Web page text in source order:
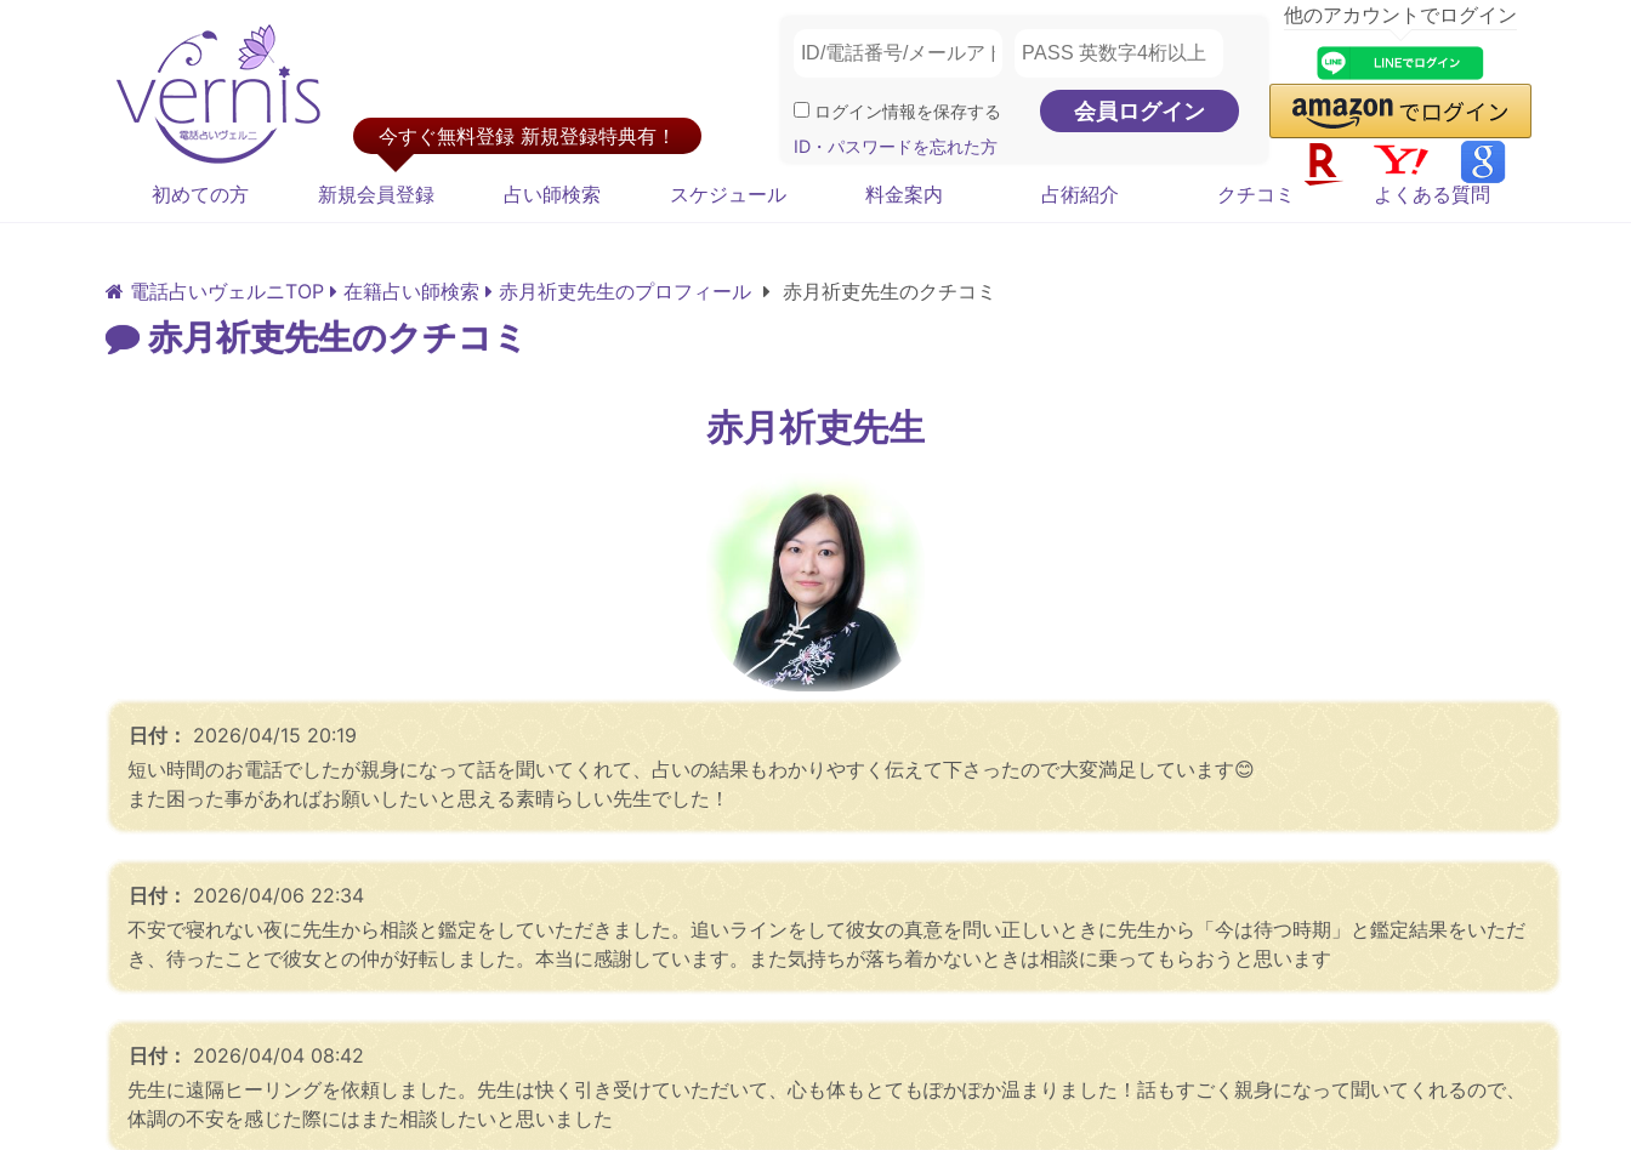
今すぐ無料登録 新規登録特典有！
ログイン情報を保存する
ID・パスワードを忘れた方
他のアカウントでログイン
初めての方 新規会員登録 占い師検索 スケジュール 料金案内 占術紹介 クチコミ よくある質問
電話占いヴェルニTOP 在籍占い師検索 赤月祈吏先生のプロフィール 赤月祈吏先生のクチコミ
赤月祈吏先生のクチコミ
赤月祈吏先生
日付： 2026/04/15 20:19
短い時間のお電話でしたが親身になって話を聞いてくれて、占いの結果もわかりやすく伝えて下さったので大変満足しています😊
また困った事があればお願いしたいと思える素晴らしい先生でした！
日付： 2026/04/06 22:34
不安で寝れない夜に先生から相談と鑑定をしていただきました。追いラインをして彼女の真意を問い正しいときに先生から「今は待つ時期」と鑑定結果をいただ
き、待ったことで彼女との仲が好転しました。本当に感謝しています。また気持ちが落ち着かないときは相談に乗ってもらおうと思います
日付： 2026/04/04 08:42
先生に遠隔ヒーリングを依頼しました。先生は快く引き受けていただいて、心も体もとてもぽかぽか温まりました！話もすごく親身になって聞いてくれるので、
体調の不安を感じた際にはまた相談したいと思いました